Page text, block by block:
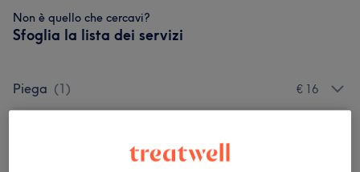
Non è quello che cercavi?
Sfoglia la lista dei servizi
Piega (1) € 16